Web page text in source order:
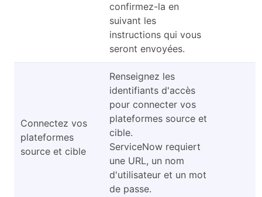
confirmez-la en
suivant les
instructions qui vous
seront envoyées.
Connectez vos
plateformes
source et cible
Renseignez les
identifiants d'accès
pour connecter vos
plateformes source et
cible.
ServiceNow requiert
une URL, un nom
d'utilisateur et un mot
de passe.